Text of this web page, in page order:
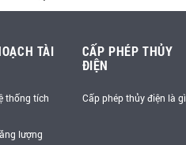
TÀI
thống tích
lượng
CẤP PHÉP THỦY
ĐIỆN
Cấp phép thủy điện là gì